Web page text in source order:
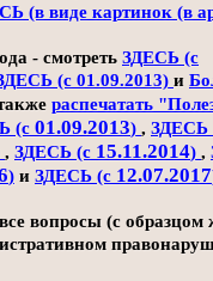
(в виде картинок (в
- смотреть ЗДЕСЬ (с
(с 01.09.2013) и
распечатать
(с 01.09.2013) , ЗДЕСЬ
, ЗДЕСЬ (с 15.11.2014) ,
) и ЗДЕСЬ (с 12.07.2017
вопросы (с образцом